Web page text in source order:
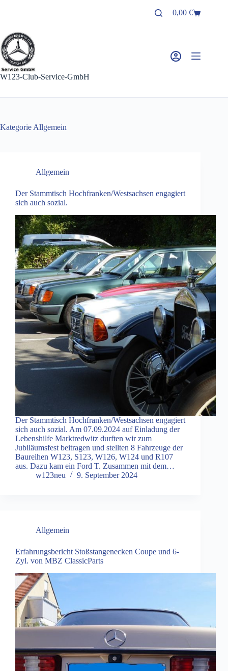
Warenkorb
0,00€
W123-Club-Service-GmbH
Kategorie Allgemein
Allgemein
Der Stammtisch Hochfranken/Westsachsen engagiert
sich auch sozial.
Der Stammtisch Hochfranken/Westsachsen engagiert
sich auch sozial. Am 07.09.2024 auf Einladung der
Lebenshilfe Marktredwitz durften wir zum
Jubiläumsfest beitragen und stellten 8 Fahrzeuge der
Baureihen W123, S123, W126, W124 und R107
aus. Dazu kam ein Ford T. Zusammen mit dem…
w123neu
9. September 2024
Allgemein
Erfahrungsbericht Stoßstangenecken Coupe und 6-
Zyl. von MBZ ClassicParts